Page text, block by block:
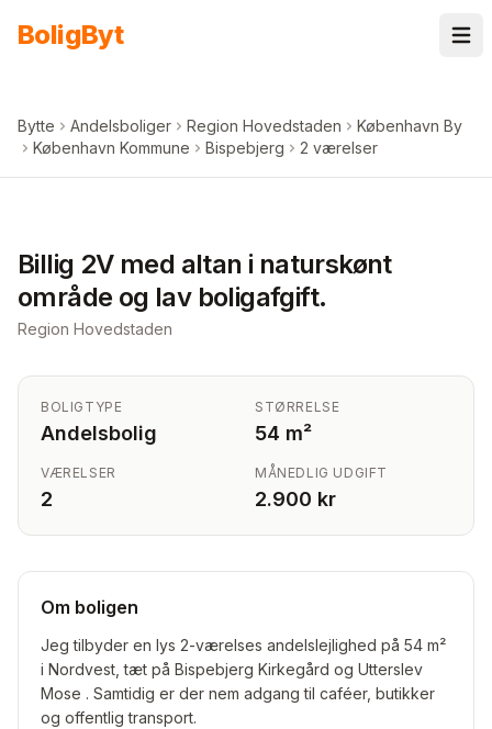
BoligByt
Bytte Andelsboliger Region Hovedstaden
København By
København Kommune
Bispebjerg 2 værelser
Billig 2V med altan i naturskønt
område og lav boligafgift.
Region Hovedstaden
BOLIGTYPE
Andelsbolig
STØRRELSE
54 m²
VÆRELSER
2
MÅNEDLIG UDGIFT
2.900 kr
Om boligen
Jeg tilbyder en lys 2-værelses andelslejlighed på 54 m²
i Nordvest, tæt på Bispebjerg Kirkegård og Utterslev
Mose . Samtidig er der nem adgang til caféer, butikker
og offentlig transport.